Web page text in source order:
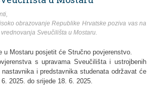
obrazovanje Republike Hrvatske poziva vas na
Sveučilišta u Mostaru.
u Mostaru posjetit će Stručno povjerenstvo.
s upravama Sveučilišta i ustrojbenih
i predstavnika studenata održavat će
2025. do srijede 18. 6. 2025.